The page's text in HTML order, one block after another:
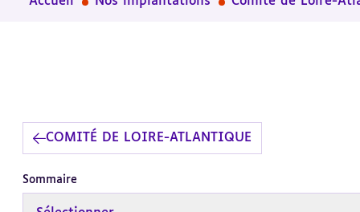
COMITÉ DE LOIRE-ATLANTIQUE
Sommaire